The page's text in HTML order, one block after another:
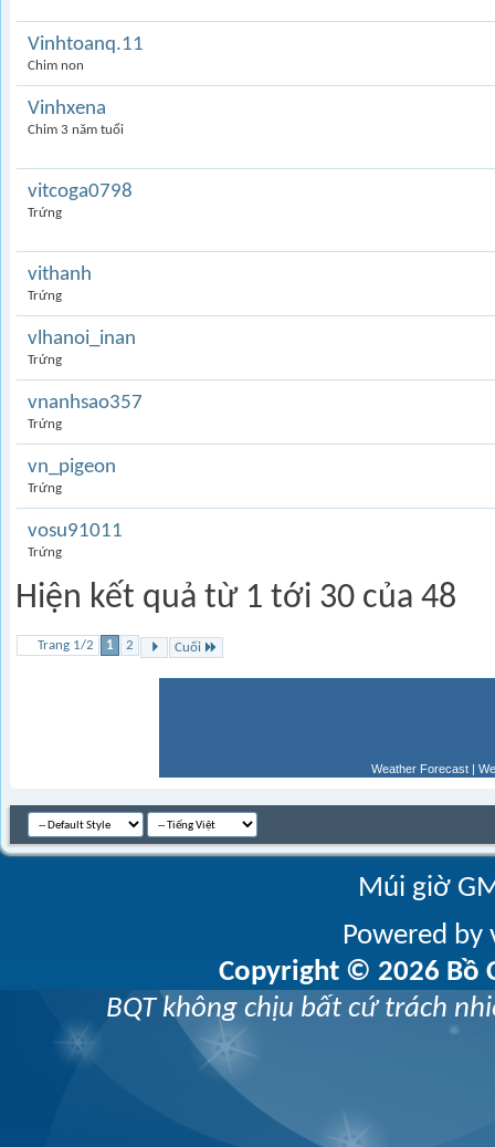
Vinhtoanq.11
Chim non
Vinhxena
Chim 3 năm tuổi
vitcoga0798
Trứng
vithanh
Trứng
vlhanoi_inan
Trứng
vnanhsao357
Trứng
vn_pigeon
Trứng
vosu91011
Trứng
Hiện kết quả từ 1 tới 30 của 48
Trang 1/2 1 2 Cuối
Weather Forecast |
Múi giờ
Powered
Copyright © 2026 Bồ
BQT không chịu bất cứ trách